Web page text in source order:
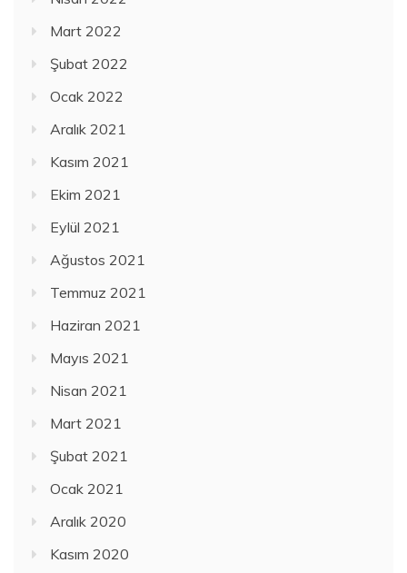
Mart 2022
Şubat 2022
Ocak 2022
Aralık 2021
Kasım 2021
Ekim 2021
Eylül 2021
Ağustos 2021
Temmuz 2021
Haziran 2021
Mayıs 2021
Nisan 2021
Mart 2021
Şubat 2021
Ocak 2021
Aralık 2020
Kasım 2020